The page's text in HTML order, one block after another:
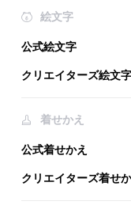
絵文字
公式絵文字
クリエイターズ絵文字
着せかえ
公式着せかえ
クリエイターズ着せか